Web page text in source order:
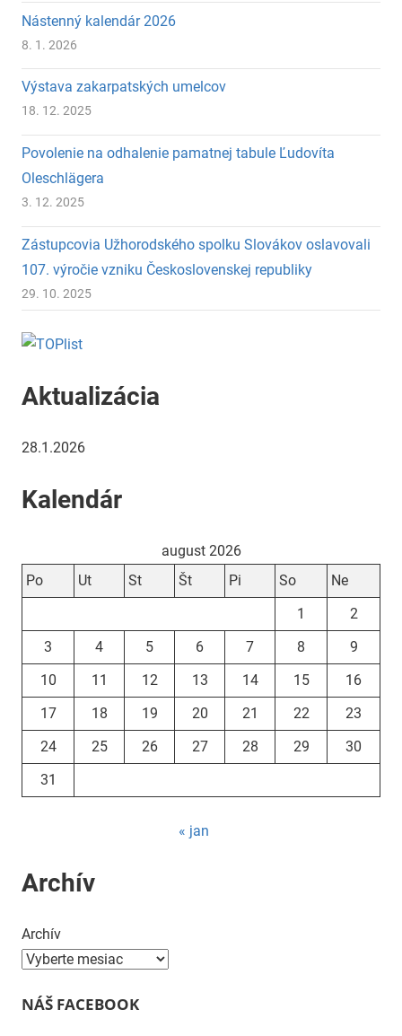
Nástenný kalendár 2026
8. 1. 2026
Výstava zakarpatských umelcov
18. 12. 2025
Povolenie na odhalenie pamatnej tabule Ľudovíta
Oleschlägera
3. 12. 2025
Zástupcovia Užhorodského spolku Slovákov oslavovali
107. výročie vzniku Československej republiky
29. 10. 2025
Aktualizácia
28.1.2026
Kalendár
august 2026
Po
Ut St Št Pi So
Ne
1
2
3
4 5 6 7 8
9
10
11 12 13 14 15
16
17
18 19 20 21 22
23
24
25 26 27 28 29
30
31
« jan
Archív
Archív
NÁŠ FACEBOOK